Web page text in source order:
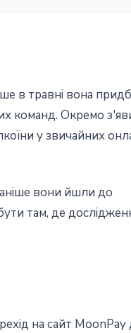
в травні вона
команд. Окремо
у звичайних
вони йшли до
там, де
на сайт MoonPay